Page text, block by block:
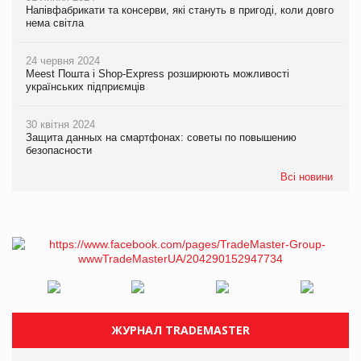
Напівфабрикати та консерви, які стануть в пригоді, коли довго
нема світла
24 червня 2024
Meest Пошта і Shop-Express розширюють можливості
українських підприємців
30 квітня 2024
Защита данных на смартфонах: советы по повышению
безопасности
Всі новини
ЖУРНАЛ TRADEMASTER